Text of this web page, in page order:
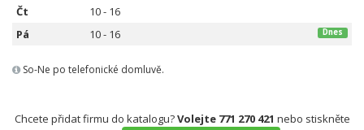
Čt
10 - 16
Pá
10 - 16 Dnes
So-Ne po telefonické domluvě.
Chcete přidat firmu do katalogu?Volejte 771 270 421 nebo stiskněte